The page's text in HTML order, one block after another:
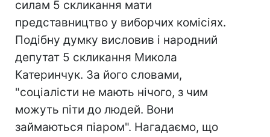
силам 5 скликання мати
представництво у виборчих комісіях.
Подібну думку висловив і народний
депутат 5 скликання Микола
Катеринчук. За його словами,
"соціалісти не мають нічого, з чим
можуть піти до людей. Вони
займаються піаром". Нагадаємо, що